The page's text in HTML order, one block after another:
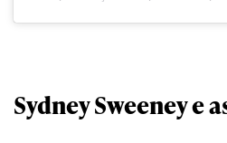
Sydney Sweeney e